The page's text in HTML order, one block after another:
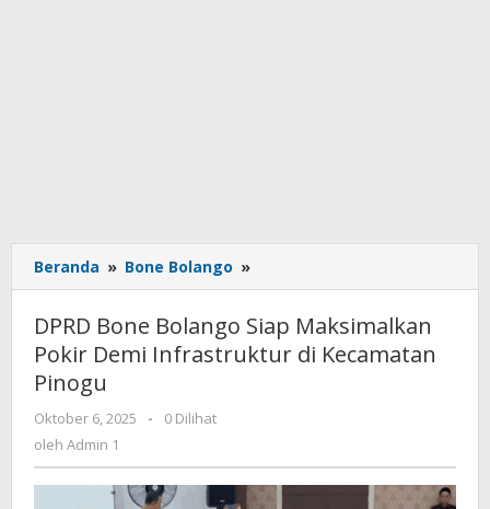
Beranda » Bone Bolango »
Bone
Siap
Maksimalkan
Kecamatan
Pinogu
DPRD Bone Bolango Siap Maksimalkan
Pokir Demi Infrastruktur di Kecamatan
Pinogu
Oktober 6, 2025
oleh
-
0 Dilihat
oleh Admin 1